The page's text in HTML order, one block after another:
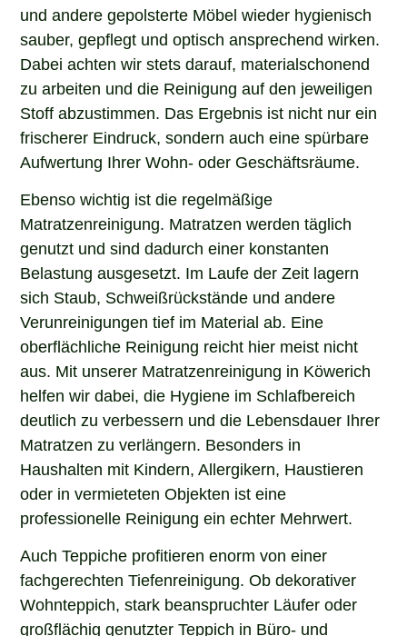
und andere gepolsterte Möbel wieder hygienisch
sauber, gepflegt und optisch ansprechend wirken.
Dabei achten wir stets darauf, materialschonend
zu arbeiten und die Reinigung auf den jeweiligen
Stoff abzustimmen. Das Ergebnis ist nicht nur ein
frischerer Eindruck, sondern auch eine spürbare
Aufwertung Ihrer Wohn- oder Geschäftsräume.
Ebenso wichtig ist die regelmäßige
Matratzenreinigung. Matratzen werden täglich
genutzt und sind dadurch einer konstanten
Belastung ausgesetzt. Im Laufe der Zeit lagern
sich Staub, Schweißrückstände und andere
Verunreinigungen tief im Material ab. Eine
oberflächliche Reinigung reicht hier meist nicht
aus. Mit unserer Matratzenreinigung in Köwerich
helfen wir dabei, die Hygiene im Schlafbereich
deutlich zu verbessern und die Lebensdauer Ihrer
Matratzen zu verlängern. Besonders in
Haushalten mit Kindern, Allergikern, Haustieren
oder in vermieteten Objekten ist eine
professionelle Reinigung ein echter Mehrwert.
Auch Teppiche profitieren enorm von einer
fachgerechten Tiefenreinigung. Ob dekorativer
Wohnteppich, stark beanspruchter Läufer oder
großflächig genutzter Teppich in Büro- und